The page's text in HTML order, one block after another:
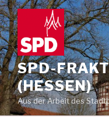
Zum
Inhalt
springen
SPD-
(HESSEN)
Aus der Arbeit des